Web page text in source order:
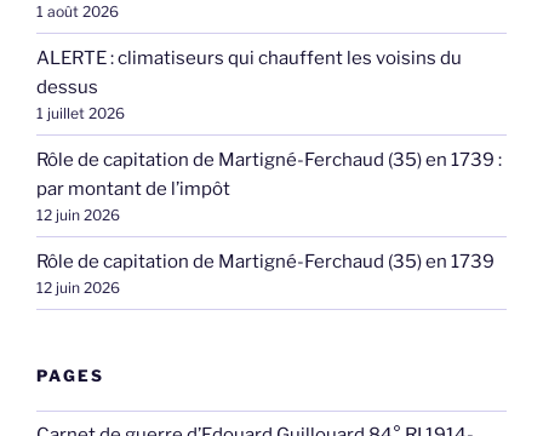
1 août 2026
ALERTE : climatiseurs qui chauffent les voisins du
dessus
1 juillet 2026
Rôle de capitation de Martigné-Ferchaud (35) en 1739 :
par montant de l’impôt
12 juin 2026
Rôle de capitation de Martigné-Ferchaud (35) en 1739
12 juin 2026
PAGES